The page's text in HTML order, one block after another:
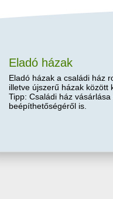
Eladó házak
Eladó házak a családi ház
illetve újszerű házak között
Tipp: Családi ház
beépíthetőségéről is.